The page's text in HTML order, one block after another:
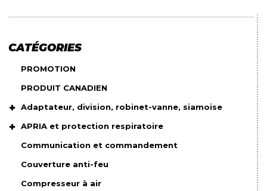
CATÉGORIES
PROMOTION
PRODUIT CANADIEN
Adaptateur, division, robinet-vanne, siamoise
APRIA et protection respiratoire
Communication et commandement
Couverture anti-feu
Compresseur à air